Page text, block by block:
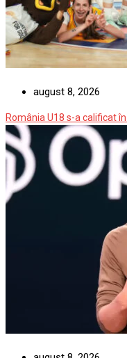
august 8, 2026
România U18 s-a calificat